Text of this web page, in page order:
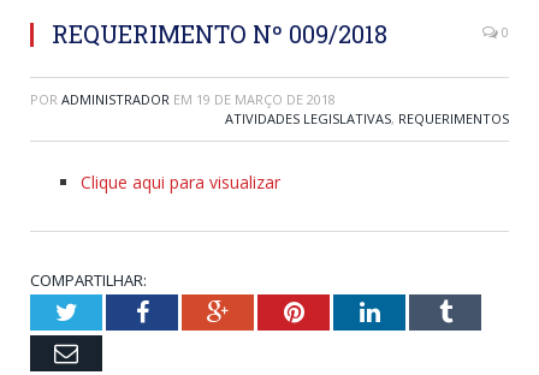
REQUERIMENTO Nº 009/2018 0
POR ADMINISTRADOR EM 19 DE MARÇO DE 2018
ATIVIDADES LEGISLATIVAS, REQUERIMENTOS
Clique aqui para visualizar
COMPARTILHAR:
TwitterFacebookGoogle+PinterestLinkedInTumblr
Email